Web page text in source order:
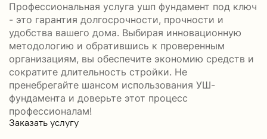
Профессиональная услуга ушп фундамент под ключ
- это гарантия долгосрочности, прочности и
удобства вашего дома. Выбирая инновационную
методологию и обратившись к проверенным
организациям, вы обеспечите экономию средств и
сократите длительность стройки. Не
пренебрегайте шансом использования УШ-
фундамента и доверьте этот процесс
профессионалам!
Заказать услугу